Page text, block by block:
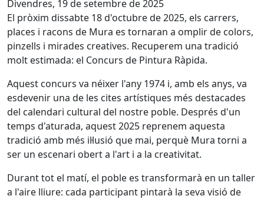
Divendres, 19 de setembre de 2025
El pròxim dissabte 18 d'octubre de 2025, els carrers,
places i racons de Mura es tornaran a omplir de colors,
pinzells i mirades creatives. Recuperem una tradició
molt estimada: el Concurs de Pintura Ràpida.
Aquest concurs va néixer l'any 1974 i, amb els anys, va
esdevenir una de les cites artístiques més destacades
del calendari cultural del nostre poble. Després d'un
temps d'aturada, aquest 2025 reprenem aquesta
tradició amb més il·lusió que mai, perquè Mura torni a
ser un escenari obert a l'art i a la creativitat.
Durant tot el matí, el poble es transformarà en un taller
a l'aire lliure: cada participant pintarà la seva visió de